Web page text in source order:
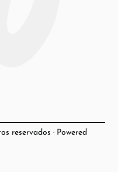
reservados · Powered